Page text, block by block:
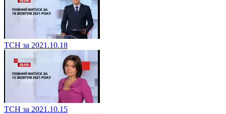
ТСН за 2021.10.18
ТСН за 2021.10.15